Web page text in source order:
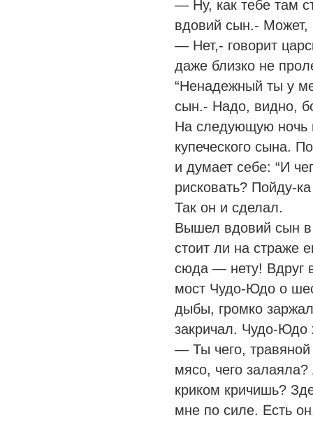
— Ну, как тебе там
вдовий сын.- Может,
— Нет,- говорит
даже близко не
“Ненадежный ты у
сын.- Надо, видно,
На следующую ночь
купеческого сына.
и думает себе: “И
рисковать? Пойду-
Так он и сделал.
Вышел вдовий сын в
стоит ли на страже
сюда — нету! Вдруг
мост Чудо-Юдо о
дыбы, громко
закричал. Чудо-Юдо
— Ты чего,
мясо, чего
криком кричишь?
мне по силе. Есть